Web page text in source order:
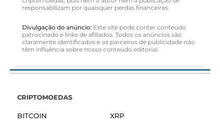
responsabilizam por quaisquer perdas financeiras.
Divulgação do anúncio: Este site pode conter conteúdo
patrocinado e links de afiliados. Todos os anúncios são
claramente identificados e os parceiros de publicidade não
têm influência sobre nosso conteúdo editorial.
CRIPTOMOEDAS
BITCOIN XRP